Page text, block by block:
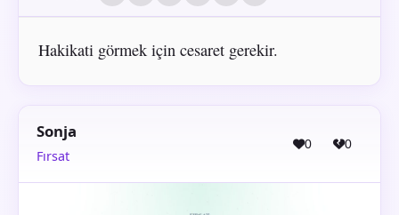
Hakikati görmek için cesaret gerekir.
Sonja
Fırsat
0 0